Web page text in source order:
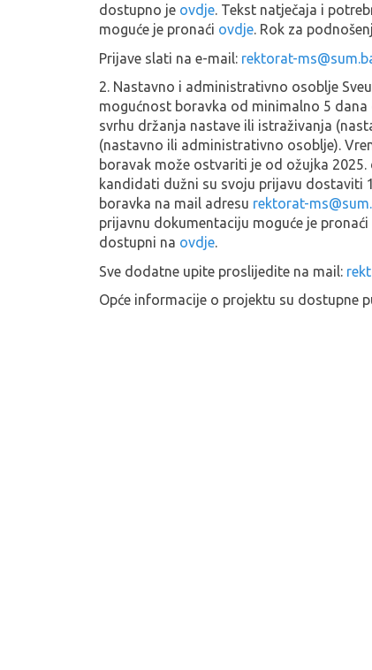
dostupno je ovdje. Tekst natječaja i
moguće je pronaći ovdje. Rok za
Prijave slati na e-mail: rektorat-
2. Nastavno i administrativno osoblje
mogućnost boravka od minimalno 5 dana
svrhu držanja nastave ili istraživanja
(nastavno ili administrativno osoblje).
boravak može ostvariti je od ožujka
kandidati dužni su svoju prijavu dostaviti
boravka na mail adresu rektorat-
prijavnu dokumentaciju moguće je pronaći
dostupni na ovdje.
Sve dodatne upite proslijedite na mail:
Opće informacije o projektu su dostupne